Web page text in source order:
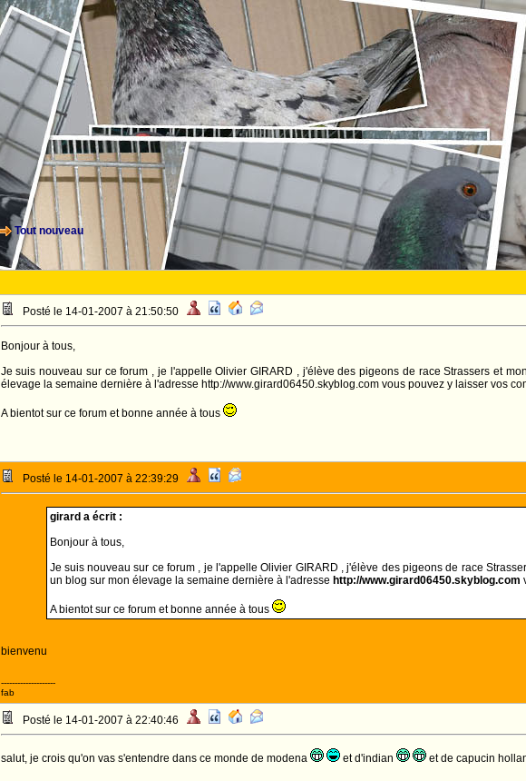
Tout nouveau
Posté le 14-01-2007 à 21:50:50
Bonjour à tous,
Je suis nouveau sur ce forum , je l'appelle Olivier GIRARD , j'élève des pigeons de race Strassers et
élevage la semaine dernière à l'adresse http://www.girard06450.skyblog.com vous pouvez y laisser vos
A bientot sur ce forum et bonne année à tous
Posté le 14-01-2007 à 22:39:29
girard a écrit :
Bonjour à tous,
Je suis nouveau sur ce forum , je l'appelle Olivier GIRARD , j'élève des pigeons de race
un blog sur mon élevage la semaine dernière à l'adresse http://www.girard06450.skyblog.com
A bientot sur ce forum et bonne année à tous
bienvenu
--------------------
fab
Posté le 14-01-2007 à 22:40:46
salut, je crois qu'on vas s'entendre dans ce monde de modena et d'indian et de capucin